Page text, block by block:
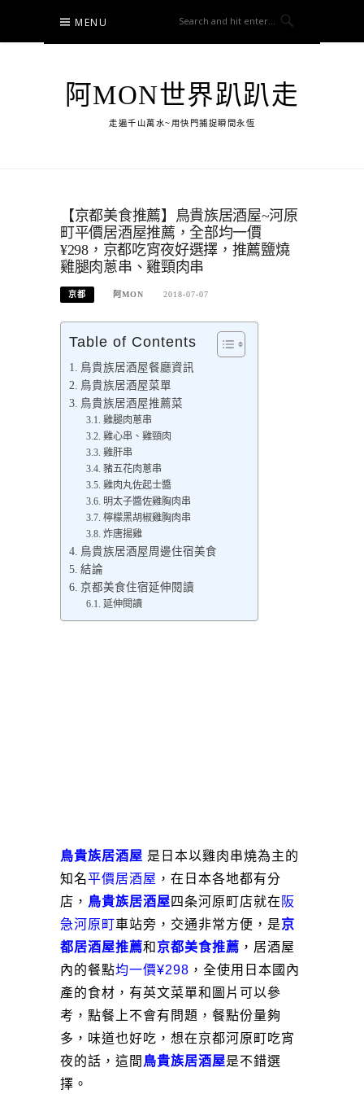
content
MENU
阿MON世界趴趴走
走遍千山萬水~用快門捕捉瞬間永恆
【京都美食推薦】鳥貴族居酒屋~河原
町平價居酒屋推薦，全部均一價
¥298，京都吃宵夜好選擇，推薦鹽燒
雞腿肉蔥串、雞頸肉串
京都 阿MON 2018-07-07
Table of Contents
鳥貴族居酒屋餐廳資訊
鳥貴族居酒屋菜單
鳥貴族居酒屋推薦菜
雞腿肉蔥串
雞心串、雞頸肉
雞肝串
豬五花肉蔥串
雞肉丸佐起士醬
明太子醬佐雞胸肉串
檸檬黑胡椒雞胸肉串
炸唐揚雞
鳥貴族居酒屋周邊住宿美食
結論
京都美食住宿延伸閱讀
延伸閱讀
鳥貴族居酒屋 是日本以雞肉串燒為主的
知名平價居酒屋 ，在日本各地都有分
店， 鳥貴族居酒屋四条河原町店就在 阪
急河原町車站旁，交通非常方便，是京
都居酒屋推薦和 京都美食推薦 ，居酒屋
內的餐點均一價¥298 ，全使用日本國內
產的食材，有英文菜單和圖片可以參
考，點餐上不會有問題，餐點份量夠
多，味道也好吃，想在京都河原町吃宵
夜的話，這間 鳥貴族居酒屋是不錯選
擇。